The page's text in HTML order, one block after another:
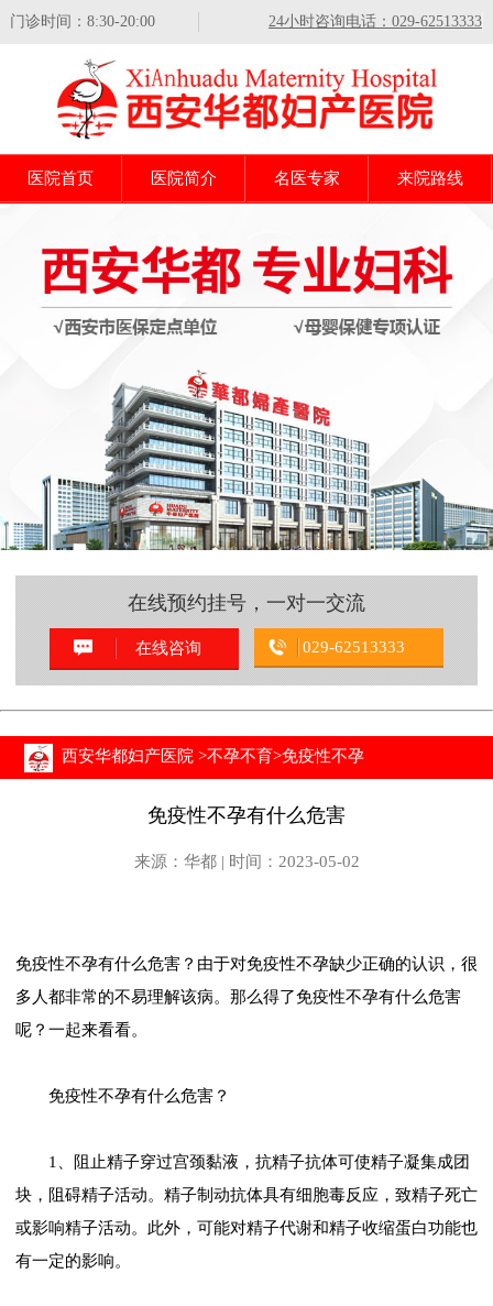
门诊时间：8:30-20:00 24小时咨询电话：029-62513333
医院首页 医院简介 名医专家 来院路线
在线预约挂号，一对一交流
在线咨询 029-62513333
西安华都妇产医院 >不孕不育>免疫性不孕
免疫性不孕有什么危害
来源：华都 | 时间：2023-05-02
免疫性不孕有什么危害？由于对免疫性不孕缺少正确的认识，很
多人都非常的不易理解该病。那么得了免疫性不孕有什么危害
呢？一起来看看。
免疫性不孕有什么危害？
1、阻止精子穿过宫颈黏液，抗精子抗体可使精子凝集成团
块，阻碍精子活动。精子制动抗体具有细胞毒反应，致精子死亡
或影响精子活动。此外，可能对精子代谢和精子收缩蛋白功能也
有一定的影响。